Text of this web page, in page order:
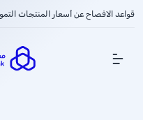
قواعد الافصاح عن أسعار المنتجات
Show Menu